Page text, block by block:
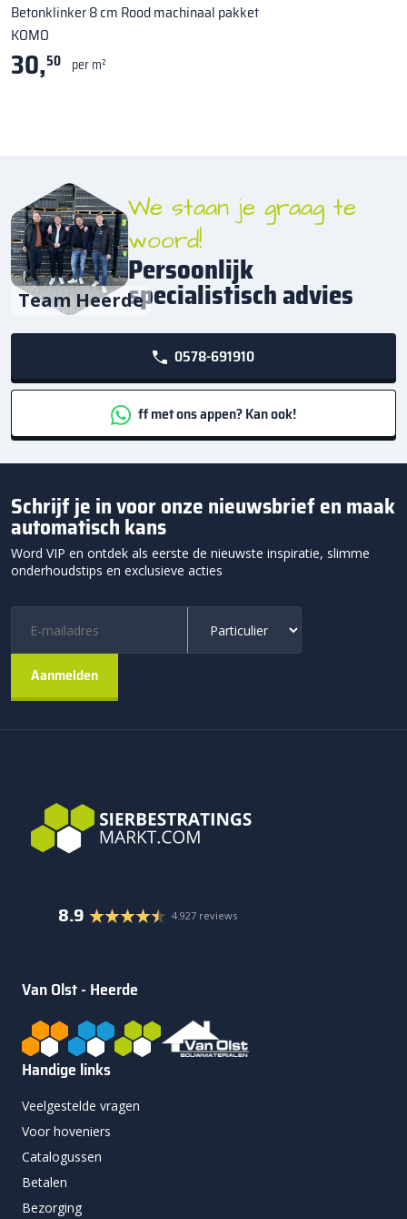
Betonklinker 8 cm Rood machinaal pakket
KOMO
30,50 per m²
Team Heerde
We staan je graag te
woord!
Persoonlijk
specialistisch advies
0578-691910
ff met ons appen? Kan ook!
Schrijf je in voor onze nieuwsbrief en maak
automatisch kans
Word VIP en ontdek als eerste de nieuwste inspiratie, slimme
onderhoudstips en exclusieve acties
8.9 4.927 reviews
Van Olst - Heerde
Handige links
Veelgestelde vragen
Voor hoveniers
Catalogussen
Betalen
Bezorging